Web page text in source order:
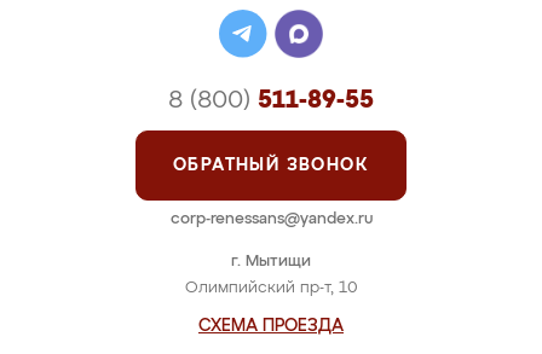
г. Мытищи
Олимпийский пр-т, 10
СХЕМА ПРОЕЗДА
8 (800) 511-89-55
ОБРАТНЫЙ ЗВОНОК
corp-renessans@yandex.ru